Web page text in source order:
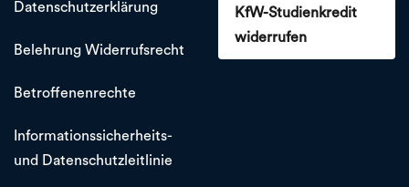
Datenschutzerklärung
Belehrung Widerrufsrecht
Betroffenenrechte
Informationssicherheits-
und Datenschutzleitlinie
KfW-Studienkredit
widerrufen